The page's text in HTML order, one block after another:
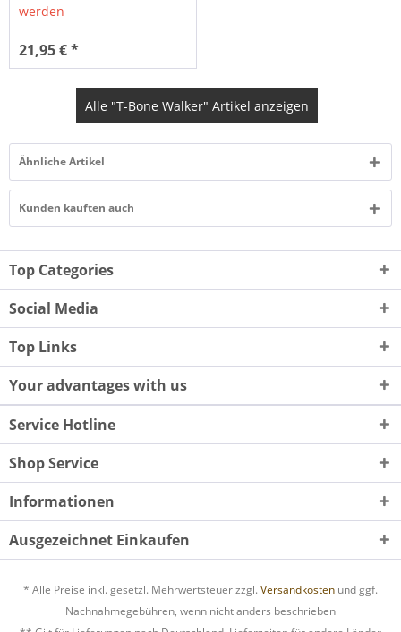
werden
21,95 € *
Alle "T-Bone Walker" Artikel anzeigen
Ähnliche Artikel
Kunden kauften auch
Top Categories
Social Media
Top Links
Your advantages with us
Service Hotline
Shop Service
Informationen
Ausgezeichnet Einkaufen
* Alle Preise inkl. gesetzl. Mehrwertsteuer zzgl. Versandkosten und ggf.
Nachnahmegebühren, wenn nicht anders beschrieben